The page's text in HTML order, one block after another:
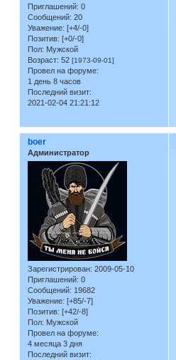
Приглашений: 0
Сообщений: 20
Уважение: [+4/-0]
Позитив: [+0/-0]
Пол: Мужской
Возраст: 52 [1973-09-01]
Провел на форуме:
1 день 8 часов
Последний визит:
2021-02-04 21:21:12
boer
Администратор
Зарегистрирован: 2009-05-10
Приглашений: 0
Сообщений: 19682
Уважение: [+85/-7]
Позитив: [+42/-8]
Пол: Мужской
Провел на форуме:
4 месяца 3 дня
Последний визит: